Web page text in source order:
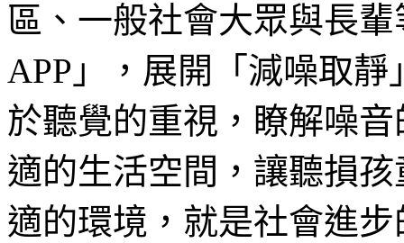
區、一般社會大眾與長
APP」，展開「減噪取
於聽覺的重視，瞭解噪
適的生活空間，讓聽損
適的環境，就是社會進